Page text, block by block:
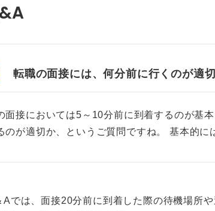
転職の面接には、何分前に行くのが適
面接においては5～10分前に到着するのが基
のが適切か、というご質問ですね。 基本的
Aでは、面接20分前に到着した際の待機場所